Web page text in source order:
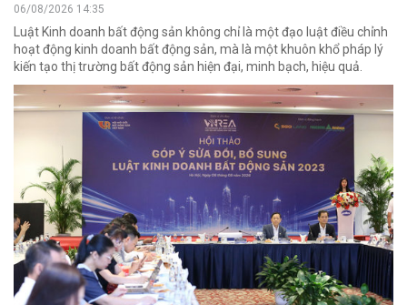
06/08/2026 14:35
Luật Kinh doanh bất động sản không chỉ là một đạo luật điều chỉnh
hoạt động kinh doanh bất động sản, mà là một khuôn khổ pháp lý
kiến tạo thị trường bất động sản hiện đại, minh bạch, hiệu quả.